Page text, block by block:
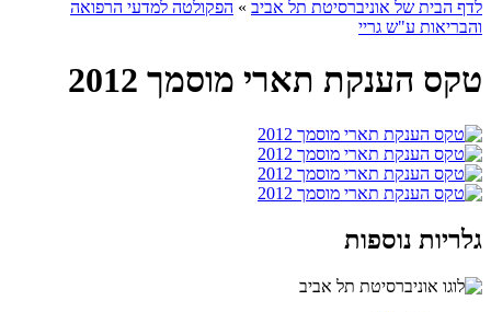
לדף הבית של אוניברסיטת תל אביב » הפקולטה למדעי הרפואה
והבריאות ע"ש גריי
טקס הענקת תארי מוסמך 2012
גלריות נוספות